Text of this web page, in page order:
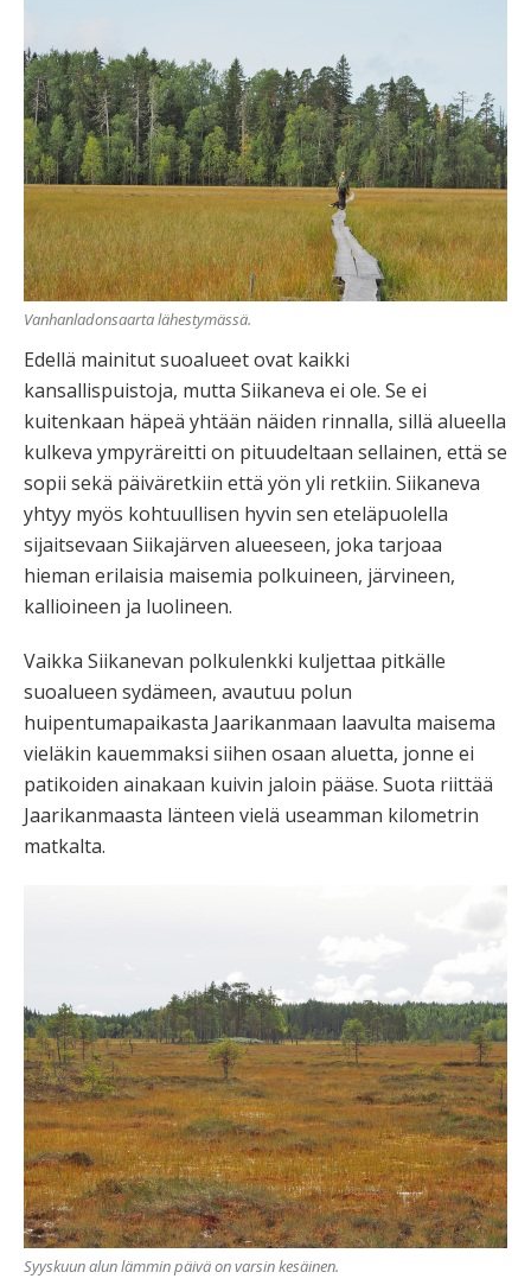
Vanhanladonsaarta lähestymässä.
Edellä mainitut suoalueet ovat kaikki
kansallispuistoja, mutta Siikaneva ei ole. Se ei
kuitenkaan häpeä yhtään näiden rinnalla, sillä alueella
kulkeva ympyräreitti on pituudeltaan sellainen, että se
sopii sekä päiväretkiin että yön yli retkiin. Siikaneva
yhtyy myös kohtuullisen hyvin sen eteläpuolella
sijaitsevaan Siikajärven alueeseen, joka tarjoaa
hieman erilaisia maisemia polkuineen, järvineen,
kallioineen ja luolineen.
Vaikka Siikanevan polkulenkki kuljettaa pitkälle
suoalueen sydämeen, avautuu polun
huipentumapaikasta Jaarikanmaan laavulta maisema
vieläkin kauemmaksi siihen osaan aluetta, jonne ei
patikoiden ainakaan kuivin jaloin pääse. Suota riittää
Jaarikanmaasta länteen vielä useamman kilometrin
matkalta.
Syyskuun alun lämmin päivä on varsin kesäinen.